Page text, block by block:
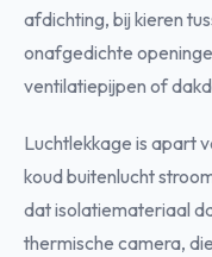
afdichting, bij kieren
onafgedichte
ventilatiepijpen of
Luchtlekkage is apart
koud buitenlucht
dat isolatiemateriaal
thermische camera,